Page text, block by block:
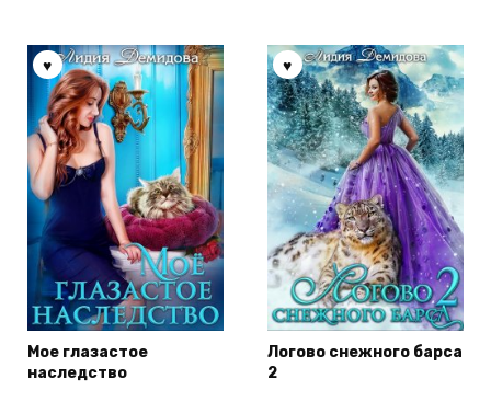
Мое глазастое
наследство
Логово снежного барса
2